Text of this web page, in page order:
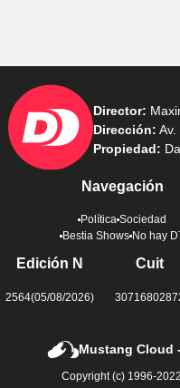
Director:
Dirección: Av.
Propiedad:
Navegación
Política Sociedad
Bestia Shows No hay
Edición N
2564(05/08/2026)
Cuit
Mustang Cloud
Copyright (c) 1996-